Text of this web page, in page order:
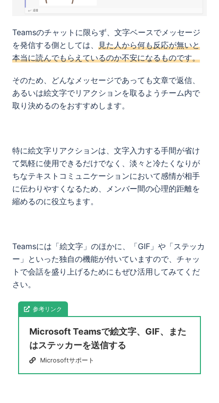
Teamsのチャットに限らず、文字ベースでメッセージ
を発信する側としては、 見た人から何も反応が無いと
本当に読んでもらえているのか不安になるものです。
そのため、どんなメッセージであっても文章で返信、
あるいは絵文字でリアクションを取るようチーム内で
取り決めるのをおすすめします。
特に絵文字リアクションは、文字入力する手間が省け
て気軽に使用できるだけでなく、淡々と冷たくなりが
ちなテキストコミュニケーションにおいて感情が相手
に伝わりやすくなるため、メンバー間の心理的距離を
縮めるのに役立ちます。
Teamsには「絵文字」のほかに、「GIF」や「ステッカ
ー」といった独自の機能が付いていますので、チャッ
トで会話を盛り上げるためにもぜひ活用してみてくだ
さい。
参考リンク
Microsoftサポート
Microsoft Teamsで絵文字、GIF、また
はステッカーを送信する